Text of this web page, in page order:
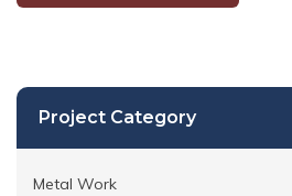
Project Category
Metal Work